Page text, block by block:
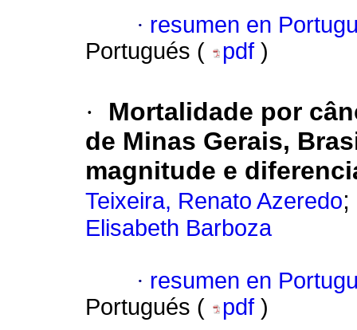
· resumen en
Portugués (
pdf )
·
Mortalidade por
de Minas Gerais,
magnitude e
Teixeira, Renato Azeredo;
Elisabeth Barboza
· resumen en
Portugués (
pdf )